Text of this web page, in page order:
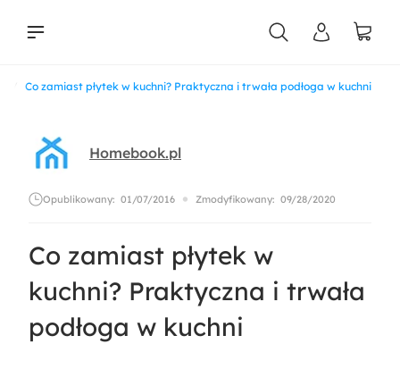
Co zamiast płytek w kuchni? Praktyczna i trwała podłoga w kuchni
Homebook.pl
Opublikowany: 01/07/2016 Zmodyfikowany: 09/28/2020
Co zamiast płytek w
kuchni? Praktyczna i trwała
podłoga w kuchni